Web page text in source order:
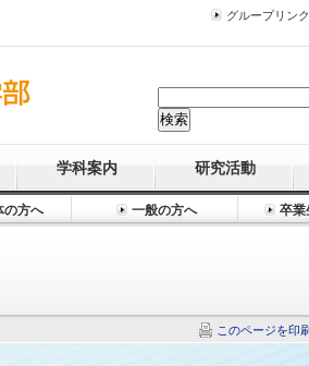
グループリンク
学科案内 研究活動
の方へ 一般の方へ 卒業
このページを印